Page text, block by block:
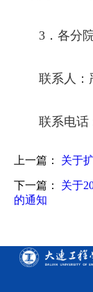
3．各分
联系人：
联系电话
上一篇： 关于
下一篇：
关于
的通知